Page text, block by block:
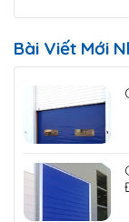
Bài Viết Mới